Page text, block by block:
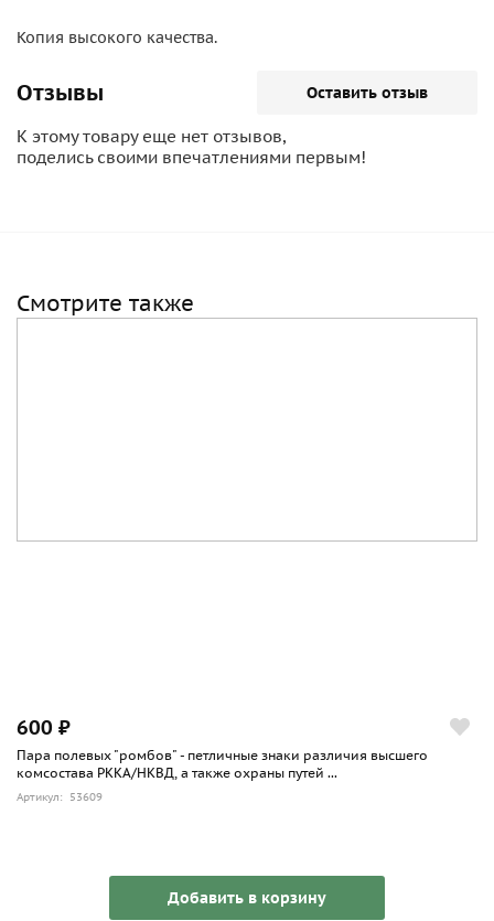
Копия высокого качества.
Отзывы Оставить отзыв
К этому товару еще нет отзывов,
поделись своими впечатлениями первым!
Смотрите также
600 ₽
Пара полевых "ромбов" - петличные знаки различия высшего
комсостава РККА/НКВД, а также охраны путей ...
Артикул: 53609
Добавить в корзину